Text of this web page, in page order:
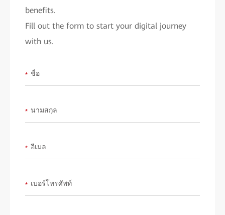
• Cutting-edge technology assurance:
Wi-Fi 4 to Wi-Fi 7 standards, Huawei provides you with cutting-
edge network solutions to improve your market competitiveness.
expand your market reach and improve sales performance by
Learn more about
benefits.
Fill out the form to start your digital journey
with us.
* ชื่อ
* นามสกุล
* อีเมล
* เบอร์โทรศัพท์